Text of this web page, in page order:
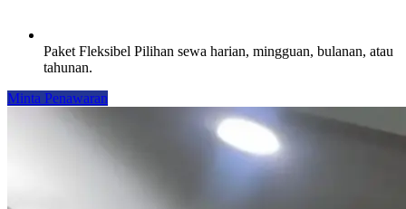
Paket Fleksibel Pilihan sewa harian, mingguan, bulanan, atau
tahunan.
Minta Penawaran